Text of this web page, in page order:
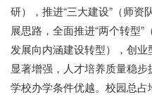
研），推进“三大建设”（师
展思路，全面推进“两个转型
发展向内涵建设转型），创
显著增强，人才培养质量稳步
学校办学条件优越。校园总